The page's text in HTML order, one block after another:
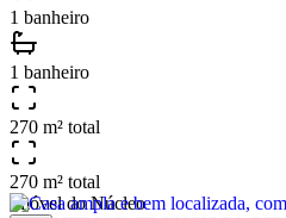
1 banheiro
1 banheiro
270 m² total
270 m² total
Imóvel do Núcleo